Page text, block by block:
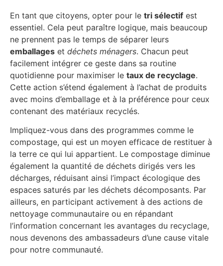
En tant que citoyens, opter pour le tri sélectif est
essentiel. Cela peut paraître logique, mais beaucoup
ne prennent pas le temps de séparer leurs
emballages et déchets ménagers. Chacun peut
facilement intégrer ce geste dans sa routine
quotidienne pour maximiser le taux de recyclage.
Cette action s’étend également à l’achat de produits
avec moins d’emballage et à la préférence pour ceux
contenant des matériaux recyclés.
Impliquez-vous dans des programmes comme le
compostage, qui est un moyen efficace de restituer à
la terre ce qui lui appartient. Le compostage diminue
également la quantité de déchets dirigés vers les
décharges, réduisant ainsi l’impact écologique des
espaces saturés par les déchets décomposants. Par
ailleurs, en participant activement à des actions de
nettoyage communautaire ou en répandant
l’information concernant les avantages du recyclage,
nous devenons des ambassadeurs d’une cause vitale
pour notre communauté.